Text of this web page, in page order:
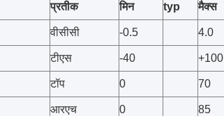
प्रतीक मिन typ मैक्स
वीसीसी -0.5 4.0
टीएस -40 +100
टॉप 0 70
आरएच 0 85